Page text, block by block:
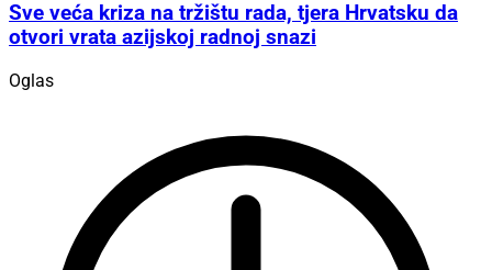
Sve veća kriza na tržištu rada, tjera Hrvatsku da
otvori vrata azijskoj radnoj snazi
Oglas